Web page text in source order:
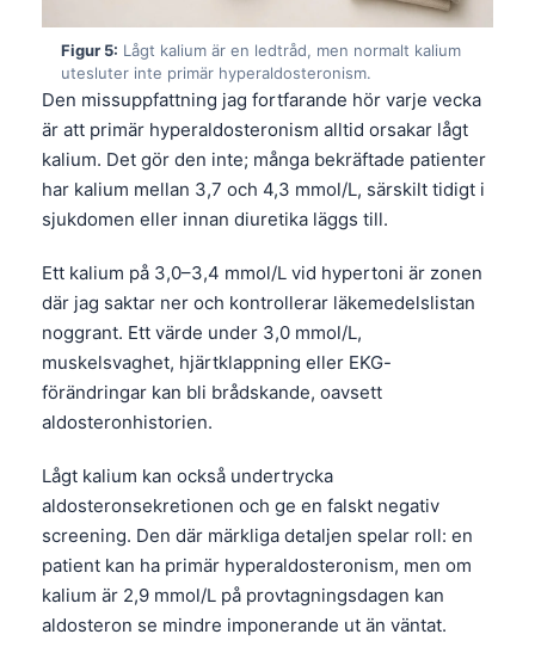
Figur 5: Lågt kalium är en ledtråd, men normalt kalium
utesluter inte primär hyperaldosteronism.
Den missuppfattning jag fortfarande hör varje vecka
är att primär hyperaldosteronism alltid orsakar lågt
kalium. Det gör den inte; många bekräftade patienter
har kalium mellan 3,7 och 4,3 mmol/L, särskilt tidigt i
sjukdomen eller innan diuretika läggs till.
Ett kalium på 3,0–3,4 mmol/L vid hypertoni är zonen
där jag saktar ner och kontrollerar läkemedelslistan
noggrant. Ett värde under 3,0 mmol/L,
muskelsvaghet, hjärtklappning eller EKG-
förändringar kan bli brådskande, oavsett
aldosteronhistorien.
Lågt kalium kan också undertrycka
aldosteronsekretionen och ge en falskt negativ
screening. Den där märkliga detaljen spelar roll: en
patient kan ha primär hyperaldosteronism, men om
kalium är 2,9 mmol/L på provtagningsdagen kan
aldosteron se mindre imponerande ut än väntat.